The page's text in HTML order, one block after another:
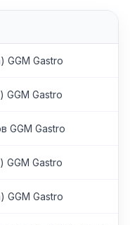
GGM Gastro
Gastro
GGM Gastro
Gastro
GGM Gastro